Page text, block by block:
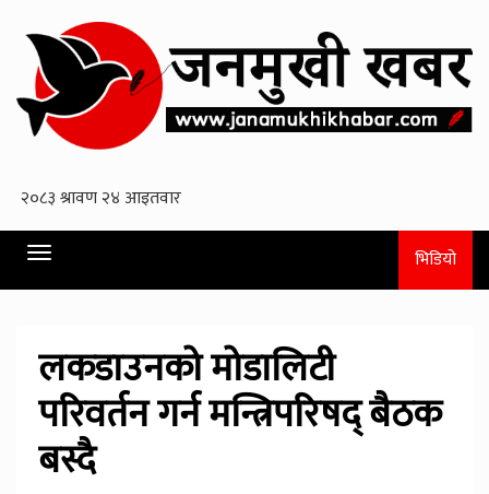
Toggle
navigation
भिडियो
लकडाउनको मोडालिटी
परिवर्तन गर्न मन्त्रिपरिषद् बैठक
बस्दै